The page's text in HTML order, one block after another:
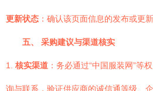
更新状态 ：确认该页面信息的发布或更
五、 采购建议与渠道核实
1. 核实渠道 ：务必通过“中国服装网”等
询与联系，验证供应商的诚信通等级、